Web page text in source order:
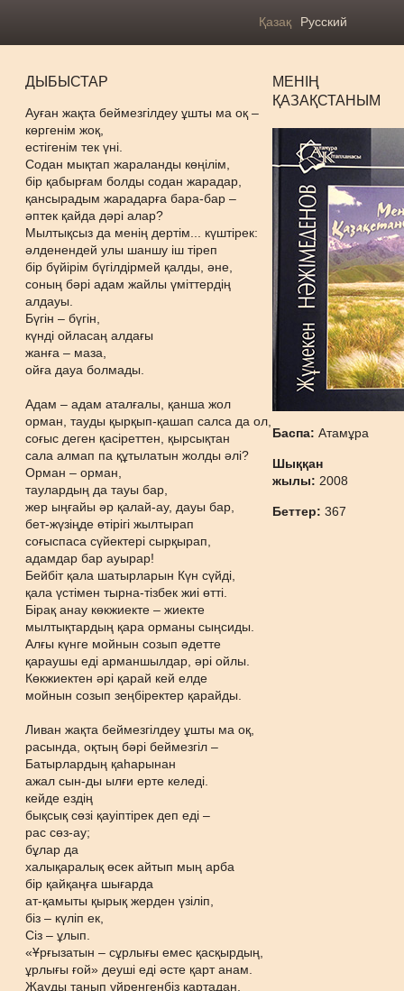
Қазақ Русский
ДЫБЫСТАР
Ауған жақта беймезгілдеу ұшты ма оқ –
көргенім жоқ,
естігенім тек үні.
Содан мықтап жараланды көңілім,
бір қабырғам болды содан жарадар,
қансырадым жарадарға бара-бар –
әптек қайда дәрі алар?
Мылтықсыз да менің дертім... күштірек:
әлденендей улы шаншу іш тіреп
бір бүйірім бүгілдірмей қалды, әне,
соның бәрі адам жайлы үміттердің
алдауы.
Бүгін – бүгін,
күнді ойласаң алдағы
жанға – маза,
ойға дауа болмады.
Адам – адам аталғалы, қанша жол
орман, тауды қырқып-қашап салса да ол,
соғыс деген қасіреттен, қырсықтан
сала алмап па құтылатын жолды әлі?
Орман – орман,
таулардың да тауы бар,
жер ыңғайы әр қалай-ау, дауы бар,
бет-жүзіңде өтірігі жылтырап
соғыспаса сүйектері сырқырап,
адамдар бар ауырар!
Бейбіт қала шатырларын Күн сүйді,
қала үстімен тырна-тізбек жиі өтті.
Бірақ анау көкжиекте – жиекте
мылтықтардың қара орманы сыңсиды.
Алғы күнге мойнын созып әдетте
қараушы еді арманшылдар, әрі ойлы.
Көкжиектен әрі қарай кей елде
мойнын созып зеңбіректер қарайды.
Ливан жақта беймезгілдеу ұшты ма оқ,
расында, оқтың бәрі беймезгіл –
Батырлардың қаһарынан
ажал сын-ды ылғи ерте келеді.
кейде ездің
бықсық сөзі қауіптірек деп еді –
рас сөз-ау;
бұлар да
халықаралық өсек айтып мың арба
бір қайқаңға шығарда
ат-қамыты қырық жерден үзіліп,
біз – күліп ек,
Сіз – ұлып.
«Ұрғызатын – сұрлығы емес қасқырдың,
ұрлығы ғой» деуші еді әсте қарт анам.
Жауды танып үйренгенбіз картадан,
МЕНІҢ
ҚАЗАҚСТАНЫМ
Баспа:Атамұра
Шыққан
жылы: 2008
Беттер:367